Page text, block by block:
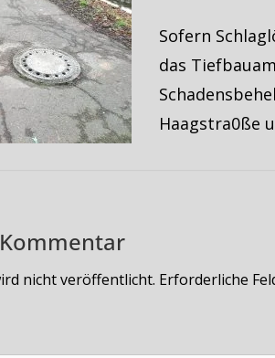
Sofern
das
Haagstra0ße
nicht veröffentlicht. Erforderliche